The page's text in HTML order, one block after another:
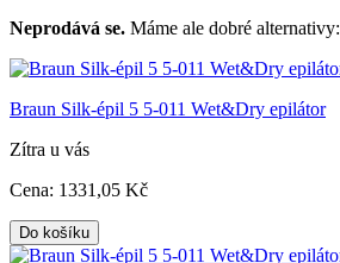
Neprodává se. Máme ale dobré alternativy:
Braun Silk-épil 5 5-011 Wet&Dry epilátor
Zítra u vás
Cena: 1331 ,05 Kč
Do košíku